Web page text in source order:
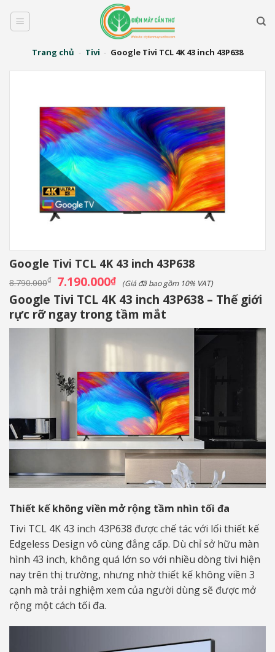
qua
Trang chủ - Tivi - Google Tivi TCL 4K 43 inch 43P638
Google Tivi TCL 4K 43 inch 43P638
8.790.000₫ Giá
gốc
là:
8.790.000₫.
7.190.000₫Giá
hiện
tại
là:
7.190.000₫.
(Giá đã bao gồm 10% VAT)
Google Tivi TCL 4K 43 inch 43P638 – Thế giới
rực rỡ ngay trong tầm mắt
Thiết kế không viền mở rộng tầm nhìn tối đa
Tivi TCL 4K 43 inch 43P638 được chế tác với lối thiết kế
Edgeless Design vô cùng đẳng cấp. Dù chỉ sở hữu màn
hình 43 inch, không quá lớn so với nhiều dòng tivi hiện
nay trên thị trường, nhưng nhờ thiết kế không viền 3
cạnh mà trải nghiệm xem của người dùng sẽ được mở
rộng một cách tối đa.